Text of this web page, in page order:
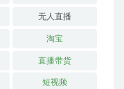
无人直播
淘宝
直播带货
短视频